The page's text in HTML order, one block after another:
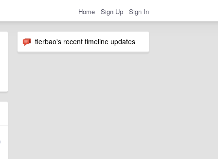
Home Sign Up Sign In
tlerbao's recent timeline updates